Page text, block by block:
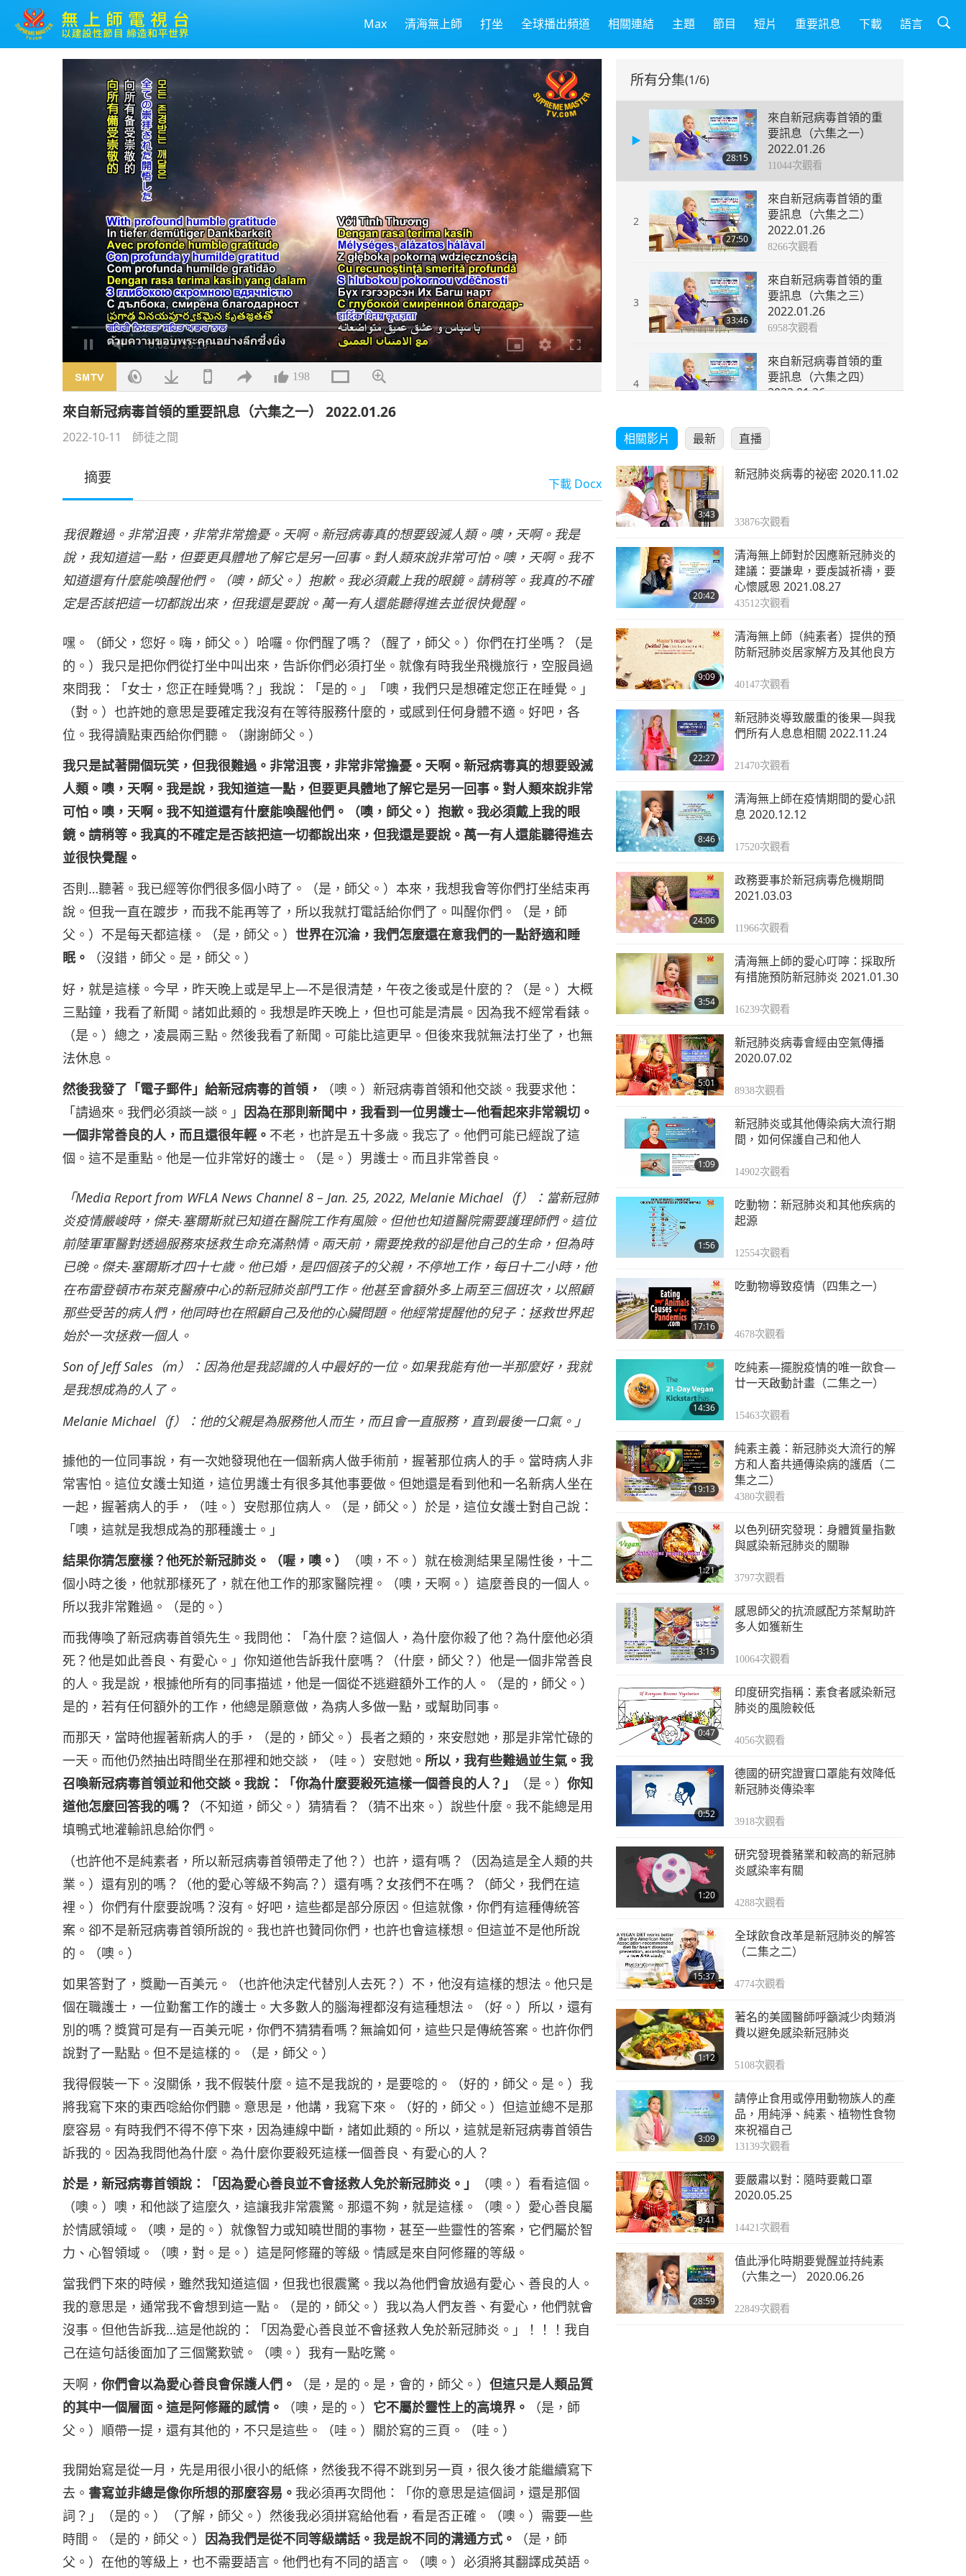
Max 清海無上師 打坐 全球播出頻道 相關連結 主題 節目 短片 重要訊息 下載 語言
靜
音
/
載
入
完
畢:
1.16%
解
析
198
來自新冠病毒首領的重要訊息（六集之一） 2022.01.26
2022-10-11 師徒之間
摘要 下載 Docx
我很難過。非常沮喪，非常非常擔憂。天啊。新冠病毒真的想要毀滅人類。噢，天啊。我是
說，我知道這一點，但要更具體地了解它是另一回事。對人類來說非常可怕。噢，天啊。我不
知道還有什麼能喚醒他們。（噢，師父。）抱歉。我必須戴上我的眼鏡。請稍等。我真的不確
定是否該把這一切都說出來，但我還是要說。萬一有人還能聽得進去並很快覺醒。
嘿。（師父，您好。嗨，師父。）哈囉。你們醒了嗎？（醒了，師父。）你們在打坐嗎？（是
的。）我只是把你們從打坐中叫出來，告訴你們必須打坐。就像有時我坐飛機旅行，空服員過
來問我：「女士，您正在睡覺嗎？」我說：「是的。」「噢，我們只是想確定您正在睡覺。」
（對。）也許她的意思是要確定我沒有在等待服務什麼的，或感到任何身體不適。好吧，各
位。我得讀點東西給你們聽。（謝謝師父。）
我只是試著開個玩笑，但我很難過。非常沮喪，非常非常擔憂。天啊。新冠病毒真的想要毀滅
人類。噢，天啊。我是說，我知道這一點，但要更具體地了解它是另一回事。對人類來說非常
可怕。噢，天啊。我不知道還有什麼能喚醒他們。（噢，師父。）抱歉。我必須戴上我的眼
鏡。請稍等。我真的不確定是否該把這一切都說出來，但我還是要說。萬一有人還能聽得進去
並很快覺醒。
否則…聽著。我已經等你們很多個小時了。（是，師父。）本來，我想我會等你們打坐結束再
說。但我一直在踱步，而我不能再等了，所以我就打電話給你們了。叫醒你們。（是，師
父。）不是每天都這樣。（是，師父。） 世界在沉淪，我們怎麼還在意我們的一點舒適和睡
眠。
（沒錯，師父。是，師父。）
好，就是這樣。今早，昨天晚上或是早上—不是很清楚，午夜之後或是什麼的？（是。）大概
三點鐘，我看了新聞。諸如此類的。我想是昨天晚上，但也可能是清晨。因為我不經常看錶。
（是。）總之，凌晨兩三點。然後我看了新聞。可能比這更早。但後來我就無法打坐了，也無
法休息。
然後我發了「電子郵件」給新冠病毒的首領，
（噢。）新冠病毒首領和他交談。我要求他：
「請過來。我們必須談一談。」 因為在那則新聞中，我看到一位男護士—他看起來非常親切。
一個非常善良的人，而且還很年輕。 不老，也許是五十多歲。我忘了。他們可能已經說了這
個。這不是重點。他是一位非常好的護士。（是。）男護士。而且非常善良。
「Media Report from WFLA News Channel 8 – Jan. 25, 2022, Melanie Michael（f）：當新冠肺
炎疫情嚴峻時，傑夫‧塞爾斯就已知道在醫院工作有風險。但他也知道醫院需要護理師們。這位
前陸軍軍醫對透過服務來拯救生命充滿熱情。兩天前，需要挽救的卻是他自己的生命，但為時
已晚。傑夫‧塞爾斯才四十七歲。他已婚，是四個孩子的父親，不停地工作，每日十二小時，他
在布雷登頓市布萊克醫療中心的新冠肺炎部門工作。他甚至會額外多上兩至三個班次，以照顧
那些受苦的病人們，他同時也在照顧自己及他的心臟問題。他經常提醒他的兒子：拯救世界起
始於一次拯救一個人。
Son of Jeff Sales（m）：因為他是我認識的人中最好的一位。如果我能有他一半那麼好，我就
是我想成為的人了。
Melanie Michael（f）：他的父親是為服務他人而生，而且會一直服務，直到最後一口氣。」
據他的一位同事說，有一次她發現他在一個新病人做手術前，握著那位病人的手。當時病人非
常害怕。這位女護士知道，這位男護士有很多其他事要做。但她還是看到他和一名新病人坐在
一起，握著病人的手，（哇。）安慰那位病人。（是，師父。）於是，這位女護士對自己說：
「噢，這就是我想成為的那種護士。」
結果你猜怎麼樣？他死於新冠肺炎。（喔，噢。）
（噢，不。）就在檢測結果呈陽性後，十二
個小時之後，他就那樣死了，就在他工作的那家醫院裡。（噢，天啊。）這麼善良的一個人。
所以我非常難過。（是的。）
而我傳喚了新冠病毒首領先生。我問他：「為什麼？這個人，為什麼你殺了他？為什麼他必須
死？他是如此善良、有愛心。」你知道他告訴我什麼嗎？（什麼，師父？）他是一個非常善良
的人。我是說，根據他所有的同事描述，他是一個從不逃避額外工作的人。（是的，師父。）
是的，若有任何額外的工作，他總是願意做，為病人多做一點，或幫助同事。
而那天，當時他握著新病人的手，（是的，師父。）長者之類的，來安慰她，那是非常忙碌的
一天。而他仍然抽出時間坐在那裡和她交談，（哇。）安慰她。所以，我有些難過並生氣。我
召喚新冠病毒首領並和他交談。我說：「你為什麼要殺死這樣一個善良的人？」
（是。）你知
道他怎麼回答我的嗎？
（不知道，師父。）猜猜看？（猜不出來。）說些什麼。我不能總是用
填鴨式地灌輸訊息給你們。
（也許他不是純素者，所以新冠病毒首領帶走了他？）也許，還有嗎？（因為這是全人類的共
業。）還有別的嗎？（他的愛心等級不夠高？）還有嗎？女孩們不在嗎？（師父，我們在這
裡。）你們有什麼要說嗎？沒有。好吧，這些都是部分原因。但這就像，你們有這種傳統答
案。卻不是新冠病毒首領所說的。我也許也贊同你們，也許也會這樣想。但這並不是他所說
的。（噢。）
如果答對了，獎勵一百美元。（也許他決定代替別人去死？）不，他沒有這樣的想法。他只是
個在職護士，一位勤奮工作的護士。大多數人的腦海裡都沒有這種想法。（好。）所以，還有
別的嗎？獎賞可是有一百美元呢，你們不猜猜看嗎？無論如何，這些只是傳統答案。也許你們
說對了一點點。但不是這樣的。（是，師父。）
我得假裝一下。沒關係，我不假裝什麼。這不是我說的，是要唸的。（好的，師父。是。）我
將我寫下來的東西唸給你們聽。意思是，他講，我寫下來。（好的，師父。）但這並總不是那
麼容易。有時我們不得不停下來，因為連線中斷，諸如此類的。所以，這就是新冠病毒首領告
訴我的。因為我問他為什麼。為什麼你要殺死這樣一個善良、有愛心的人？
於是，新冠病毒首領說：「因為愛心善良並不會拯救人免於新冠肺炎。」
（噢。）看看這個。
（噢。）噢，和他談了這麼久，這讓我非常震驚。那還不夠，就是這樣。（噢。）愛心善良屬
於情感領域。（噢，是的。）就像智力或知曉世間的事物，甚至一些靈性的答案，它們屬於智
力、心智領域。（噢，對。是。）這是阿修羅的等級。情感是來自阿修羅的等級。
當我們下來的時候，雖然我知道這個，但我也很震驚。我以為他們會放過有愛心、善良的人。
我的意思是，通常我不會想到這一點。（是的，師父。）我以為人們友善、有愛心，他們就會
沒事。但他告訴我…這是他說的：「因為愛心善良並不會拯救人免於新冠肺炎。」！！！我自
己在這句話後面加了三個驚歎號。（噢。）我有一點吃驚。
天啊，你們會以為愛心善良會保護人們。 （是，是的。是，會的，師父。）但這只是人類品質
的其中一個層面。這是阿修羅的感情。
（噢，是的。） 它不屬於靈性上的高境界。
（是，師
父。）順帶一提，還有其他的，不只是這些。（哇。）關於寫的三頁。（哇。）
我開始寫是從一月，先是用很小很小的紙條，然後我不得不跳到另一頁，很久後才能繼續寫下
去。 書寫並非總是像你所想的那麼容易。 我必須再次問他：「你的意思是這個詞，還是那個
詞？」（是的。）（了解，師父。）然後我必須拼寫給他看，看是否正確。（噢。）需要一些
時間。（是的，師父。） 因為我們是從不同等級講話。我是說不同的溝通方式。
（是，師
父。）在他的等級上，也不需要語言。他們也有不同的語言。（噢。）必須將其翻譯成英語。
所有分集(1/6)
28:15
來自新冠病毒首領的重
要訊息（六集之一）
2022.01.26
11044次觀看
2
27:50
來自新冠病毒首領的重
要訊息（六集之二）
2022.01.26
8266次觀看
3
33:46
來自新冠病毒首領的重
要訊息（六集之三）
2022.01.26
6958次觀看
4
來自新冠病毒首領的重
要訊息（六集之四）
2022.01.26
5
31:32
2022.01.26
6
31:40
來自新冠病毒首領的重
2022.01.26
8599次觀看
相關影片 最新 直播
3:43
新冠肺炎病毒的祕密 2020.11.02
33876次觀看
20:42
清海無上師對於因應新冠肺炎的
建議：要謙卑，要虔誠祈禱，要
心懷感恩 2021.08.27
43512次觀看
9:09
清海無上師（純素者）提供的預
防新冠肺炎居家解方及其他良方
40147次觀看
22:27
新冠肺炎導致嚴重的後果—與我
們所有人息息相關 2022.11.24
21470次觀看
8:46
清海無上師在疫情期間的愛心訊
息 2020.12.12
17520次觀看
24:06
政務要事於新冠病毒危機期間
2021.03.03
11966次觀看
3:54
清海無上師的愛心叮嚀：採取所
有措施預防新冠肺炎 2021.01.30
16239次觀看
5:01
新冠肺炎病毒會經由空氣傳播
2020.07.02
8938次觀看
1:09
新冠肺炎或其他傳染病大流行期
間，如何保護自己和他人
14902次觀看
1:56
吃動物：新冠肺炎和其他疾病的
起源
12554次觀看
17:16
吃動物導致疫情（四集之一）
4678次觀看
14:36
吃純素—擺脫疫情的唯一飲食—
廿一天啟動計畫（二集之一）
15463次觀看
19:13
純素主義：新冠肺炎大流行的解
方和人畜共通傳染病的護盾（二
集之二）
4380次觀看
1:21
以色列研究發現：身體質量指數
與感染新冠肺炎的關聯
3797次觀看
3:15
感恩師父的抗流感配方茶幫助許
多人如獲新生
10064次觀看
0:47
印度研究指稱：素食者感染新冠
肺炎的風險較低
4056次觀看
0:52
德國的研究證實口罩能有效降低
新冠肺炎傳染率
3918次觀看
1:20
研究發現養豬業和較高的新冠肺
炎感染率有關
4288次觀看
15:37
全球飲食改革是新冠肺炎的解答
（二集之二）
4774次觀看
1:12
著名的美國醫師呼籲減少肉類消
費以避免感染新冠肺炎
5108次觀看
3:09
請停止食用或停用動物族人的產
品，用純淨、純素、植物性食物
來祝福自己
13139次觀看
9:41
要嚴肅以對：隨時要戴口罩
2020.05.25
14421次觀看
28:59
值此淨化時期要覺醒並持純素
（六集之一） 2020.06.26
22849次觀看